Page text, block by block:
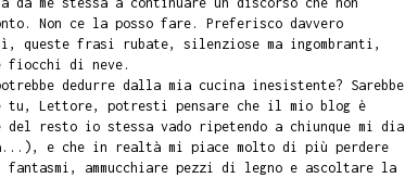
Non ce la posso fare. Preferisco davvero
queste frasi rubate, silenziose ma ingombranti,
fiocchi di neve.
dedurre dalla mia cucina inesistente? Sarebbe
tu, Lettore, potresti pensare che il mio blog è
resto io stessa vado ripetendo a chiunque mi dia
e che in realtà mi piace molto di più perdere
ammucchiare pezzi di legno e ascoltare la